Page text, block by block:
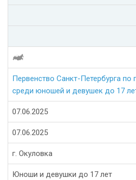
Первенство Санкт-Петербурга по
среди юношей и девушек до 17
07.06.2025
07.06.2025
г. Окуловка
Юноши и девушки до 17 лет